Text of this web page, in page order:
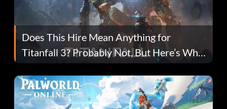
Does This Hire Mean Anything for
Titanfall 3? Probably Not, But Here’s Why
Fans Are Hopeful